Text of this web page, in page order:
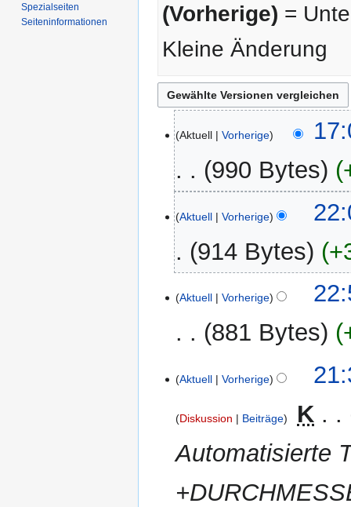
(Vorherige) =
Kleine Änderung
Februar
2026
Aktuell Vorherige
990 Bytes
Februar
2026
Aktuell Vorherige
914 Bytes
JanuarAktuell Vorherige
881 Bytes
Mai
Aktuell Vorherige
Diskussion Beiträge
K
Automatisierte
Spezialseiten
Seiten­­informationen